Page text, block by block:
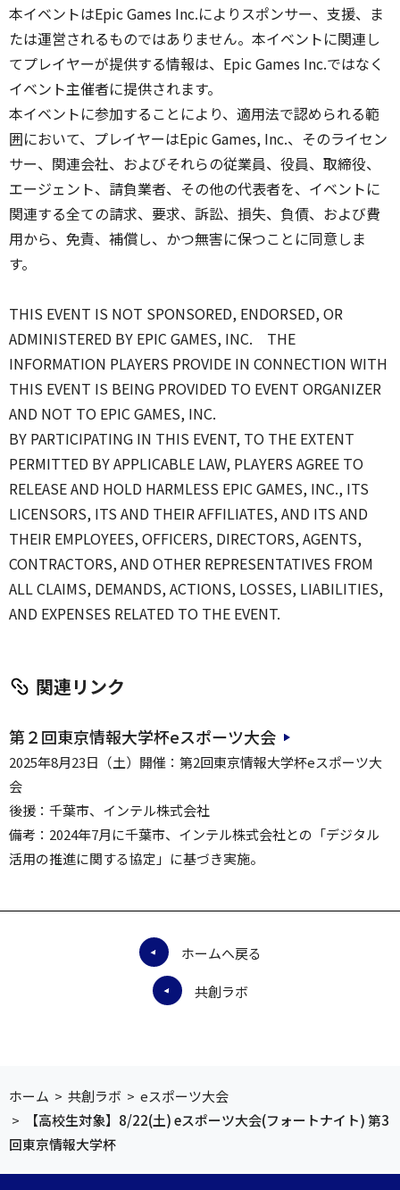
本イベントはEpic Games Inc.によりスポンサー、支援、ま
たは運営されるものではありません。本イベントに関連し
てプレイヤーが提供する情報は、Epic Games Inc.ではなく
イベント主催者に提供されます。
本イベントに参加することにより、適用法で認められる範
囲において、プレイヤーはEpic Games, Inc.、そのライセン
サー、関連会社、およびそれらの従業員、役員、取締役、
エージェント、請負業者、その他の代表者を、イベントに
関連する全ての請求、要求、訴訟、損失、負債、および費
用から、免責、補償し、かつ無害に保つことに同意しま
す。
THIS EVENT IS NOT SPONSORED, ENDORSED, OR
ADMINISTERED BY EPIC GAMES, INC. THE
INFORMATION PLAYERS PROVIDE IN CONNECTION WITH
THIS EVENT IS BEING PROVIDED TO EVENT ORGANIZER
AND NOT TO EPIC GAMES, INC.
BY PARTICIPATING IN THIS EVENT, TO THE EXTENT
PERMITTED BY APPLICABLE LAW, PLAYERS AGREE TO
RELEASE AND HOLD HARMLESS EPIC GAMES, INC., ITS
LICENSORS, ITS AND THEIR AFFILIATES, AND ITS AND
THEIR EMPLOYEES, OFFICERS, DIRECTORS, AGENTS,
CONTRACTORS, AND OTHER REPRESENTATIVES FROM
ALL CLAIMS, DEMANDS, ACTIONS, LOSSES, LIABILITIES,
AND EXPENSES RELATED TO THE EVENT.
関連リンク
第２回東京情報大学杯eスポーツ大会
2025年8月23日（土）開催：第2回東京情報大学杯eスポーツ大
会
後援：千葉市、インテル株式会社
備考：2024年7月に千葉市、インテル株式会社との「デジタル
活用の推進に関する協定」に基づき実施。
共創ラボ
ホームへ戻る
ホーム > 共創ラボ > eスポーツ大会
>
【高校生対象】8/22(土) eスポーツ大会(フォートナイト) 第3
回東京情報大学杯